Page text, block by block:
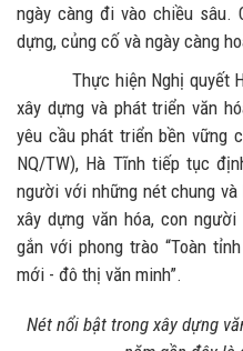
ngày càng đi vào chiều sâu.
dựng, củng cố và ngày càng
Thực hiện Nghị quyết Hội
xây dựng và phát triển văn
yêu cầu phát triển bền vững
NQ/TW), Hà Tĩnh tiếp tục
người với những nét chung
xây dựng văn hóa, con
gắn với phong trào “Toàn
mới - đô thị văn minh”.
Nét nổi bật trong xây dựng